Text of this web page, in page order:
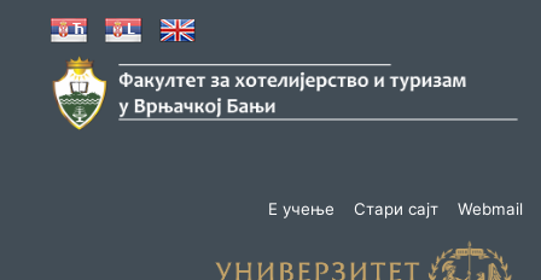
Е учење Стари сајт Webmail